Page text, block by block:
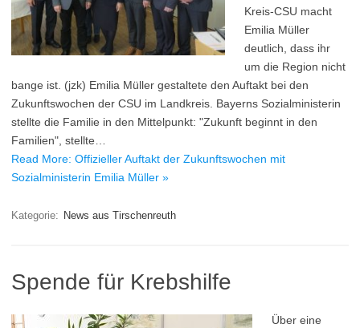
Kreis-CSU macht
Emilia Müller
deutlich, dass ihr
um die Region nicht
bange ist. (jzk) Emilia Müller gestaltete den Auftakt bei den
Zukunftswochen der CSU im Landkreis. Bayerns Sozialministerin
stellte die Familie in den Mittelpunkt: "Zukunft beginnt in den
Familien", stellte…
Read More: Offizieller Auftakt der Zukunftswochen mit
Sozialministerin Emilia Müller »
Kategorie: News aus Tirschenreuth
Spende für Krebshilfe
Über eine